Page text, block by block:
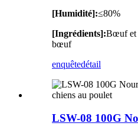
[Humidité]:≤80%
[Ingrédients]:Bœuf et
bœuf
enquêtedétail
LSW-08 100G